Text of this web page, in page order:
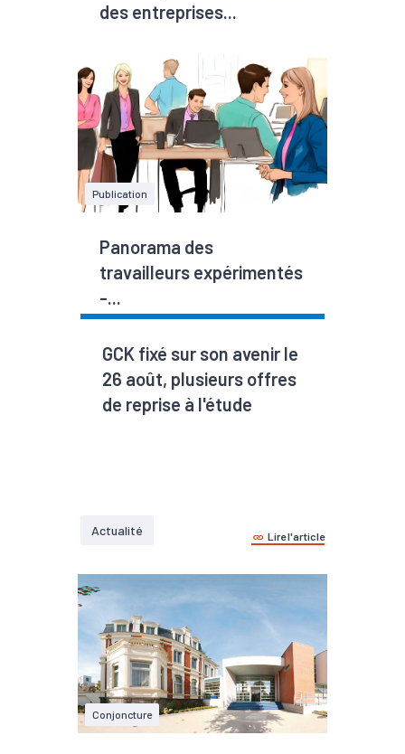
des entreprises...
Publication
Panorama des
travailleurs expérimentés
-...
GCK fixé sur son avenir le
26 août, plusieurs offres
de reprise à l'étude
Actualité Lire l'article
Conjoncture